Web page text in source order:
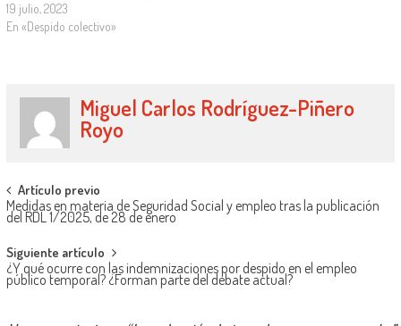
reformas en el Derecho del Trabajo
de indudable impacto. En algunos
19 julio, 2023
En «Despido colectivo»
Miguel Carlos Rodríguez-Piñero
Royo
Artículo previo
Medidas en materia de Seguridad Social y empleo tras la publicación
del RDL 1/2025, de 28 de enero
Siguiente artículo
¿Y qué ocurre con las indemnizaciones por despido en el empleo
público temporal? ¿Forman parte del debate actual?